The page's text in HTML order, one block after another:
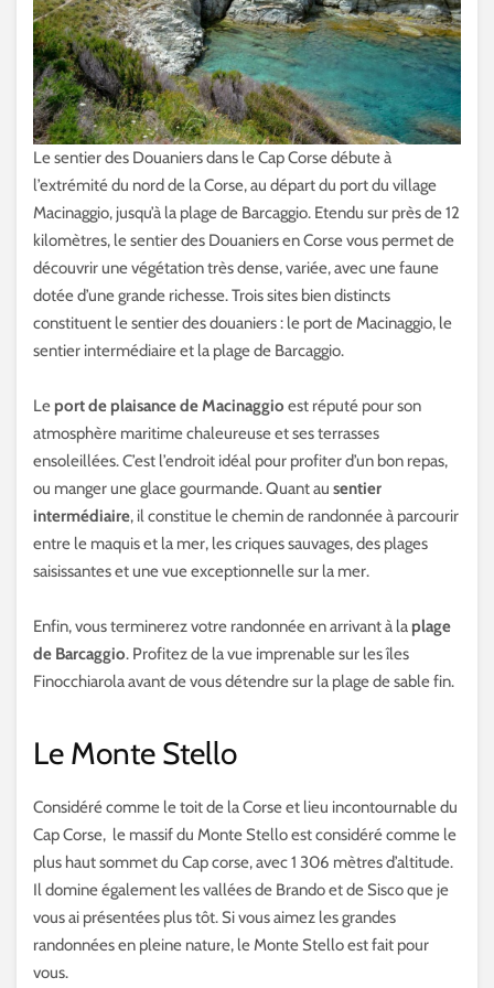
Le sentier des Douaniers dans le Cap Corse débute à
l’extrémité du nord de la Corse, au départ du port du village
Macinaggio, jusqu’à la plage de Barcaggio. Etendu sur près de 12
kilomètres, le sentier des Douaniers en Corse vous permet de
découvrir une végétation très dense, variée, avec une faune
dotée d’une grande richesse. Trois sites bien distincts
constituent le sentier des douaniers : le port de Macinaggio, le
sentier intermédiaire et la plage de Barcaggio.
Le port de plaisance de Macinaggio est réputé pour son
atmosphère maritime chaleureuse et ses terrasses
ensoleillées. C’est l’endroit idéal pour profiter d’un bon repas,
ou manger une glace gourmande. Quant au sentier
intermédiaire, il constitue le chemin de randonnée à parcourir
entre le maquis et la mer, les criques sauvages, des plages
saisissantes et une vue exceptionnelle sur la mer.
Enfin, vous terminerez votre randonnée en arrivant à la plage
de Barcaggio. Profitez de la vue imprenable sur les îles
Finocchiarola avant de vous détendre sur la plage de sable fin.
Le Monte Stello
Considéré comme le toit de la Corse et lieu incontournable du
Cap Corse, le massif du Monte Stello est considéré comme le
plus haut sommet du Cap corse, avec 1 306 mètres d’altitude.
Il domine également les vallées de Brando et de Sisco que je
vous ai présentées plus tôt. Si vous aimez les grandes
randonnées en pleine nature, le Monte Stello est fait pour
vous.